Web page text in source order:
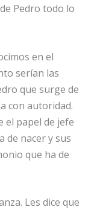
Pedro todo lo
en el
serían las
que surge de
con autoridad.
el papel de jefe
de nacer y sus
que ha de
Les dice que